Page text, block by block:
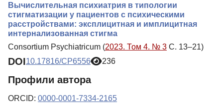
Вычислительная психиатрия в типологии
стигматизации у пациентов с психическими
расстройствами: эксплицитная и имплицитная
интернализованная стигма
Consortium Psychiatricum (2023. Том 4. № 3 С. 13–21)
DOI10.17816/CP6556 236
Профили автора
ORCID: 0000-0001-7334-2165